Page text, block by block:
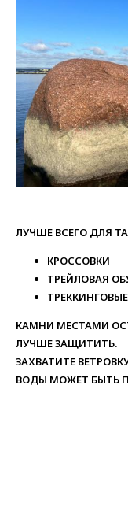
ЛУЧШЕ ВСЕГО ДЛЯ
КРОССОВКИ
ТРЕЙЛОВАЯ
КАМНИ МЕСТАМИ
ЛУЧШЕ ЗАЩИТИТЬ.
ЗАХВАТИТЕ
ВОДЫ МОЖЕТ БЫТЬ